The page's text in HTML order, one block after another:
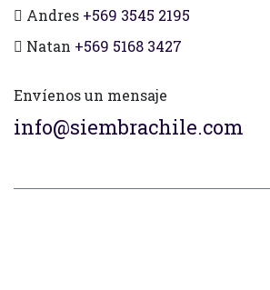
Andres +569 3545 2195
Natan +569 5168 3427
Envíenos un mensaje
info@siembrachile.com